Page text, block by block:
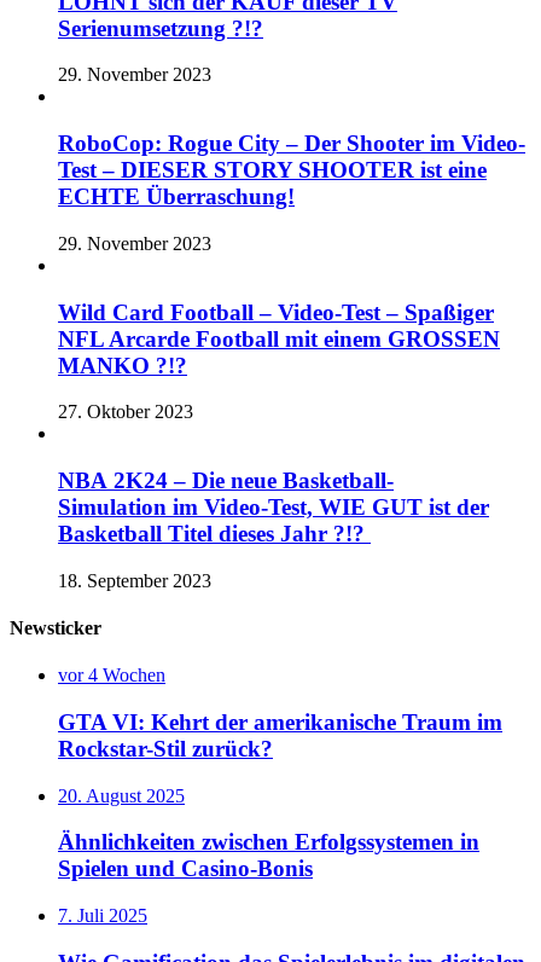
Serienumsetzung ?!?
29. November 2023
RoboCop: Rogue City – Der Shooter im Video-
Test – DIESER STORY SHOOTER ist eine
ECHTE Überraschung!
29. November 2023
Wild Card Football – Video-Test – Spaßiger
NFL Arcarde Football mit einem GROSSEN
MANKO ?!?
27. Oktober 2023
NBA 2K24 – Die neue Basketball-
Simulation im Video-Test, WIE GUT ist der
Basketball Titel dieses Jahr ?!?
18. September 2023
Newsticker
vor 4 Wochen
GTA VI: Kehrt der amerikanische Traum im
Rockstar-Stil zurück?
20. August 2025
Ähnlichkeiten zwischen Erfolgssystemen in
Spielen und Casino‑Bonis
7. Juli 2025